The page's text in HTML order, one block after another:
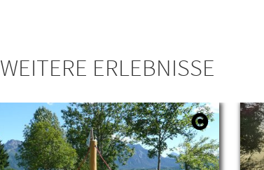
WEITERE ERLEBNISSE